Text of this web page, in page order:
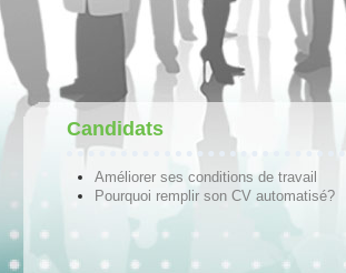
Candidats
Améliorer ses conditions de travail
Pourquoi remplir son CV automatisé?